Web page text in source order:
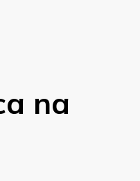
na